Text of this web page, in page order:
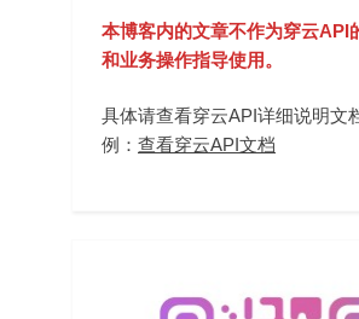
本博客内的文章不作为穿云API
和业务操作指导使用。
具体请查看穿云API详细说明文
例： 查看穿云API文档